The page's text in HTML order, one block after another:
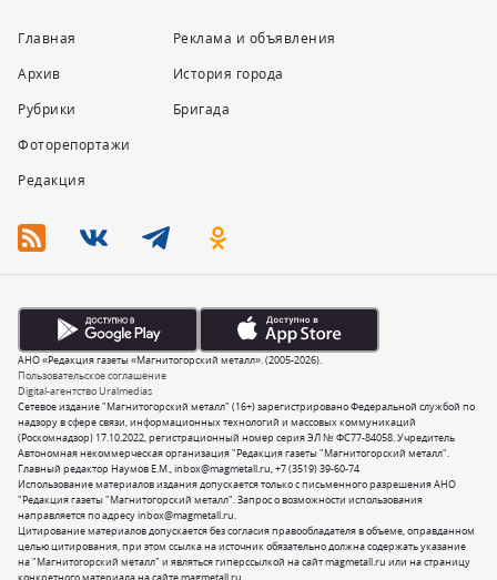
Главная
Архив
Рубрики
Фоторепортажи
Редакция
Реклама и объявления
История города
Бригада
Сетевое издание "Магнитогорский металл" (16+) зарегистрировано Федеральной службой по
надзору в сфере связи, информационных технологий и массовых коммуникаций
(Роскомнадзор) 17.10.2022, регистрационный номер серия ЭЛ № ФС77-84058. Учредитель
Автономная некоммерческая организация "Редакция газеты "Магнитогорский металл".
Главный редактор Наумов Е.М.,inbox@magmetall.ru,+7 (3519) 39-60-74
Использование материалов издания допускается только с письменного разрешения АНО
"Редакция газеты "Магнитогорский металл". Запрос о возможности использования
направляется по адресуinbox@magmetall.ru.
Цитирование материалов допускается без согласия правообладателя в объеме, оправданном
целью цитирования, при этом ссылка на источник обязательно должна содержать указание
на "Магнитогорский металл" и являться гиперссылкой на сайт magmetall.ru или на страницу
Пользовательское соглашение
Digital-агентство Uralmedias
АНО «Редакция газеты «Магнитогорский металл». (2005-2026).